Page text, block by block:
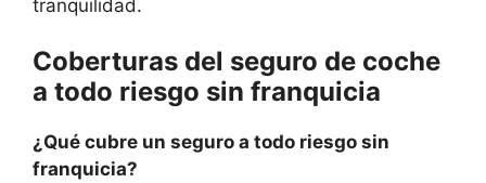
tranquilidad.
Coberturas del seguro de coche
a todo riesgo sin franquicia
¿Qué cubre un seguro a todo riesgo sin
franquicia?